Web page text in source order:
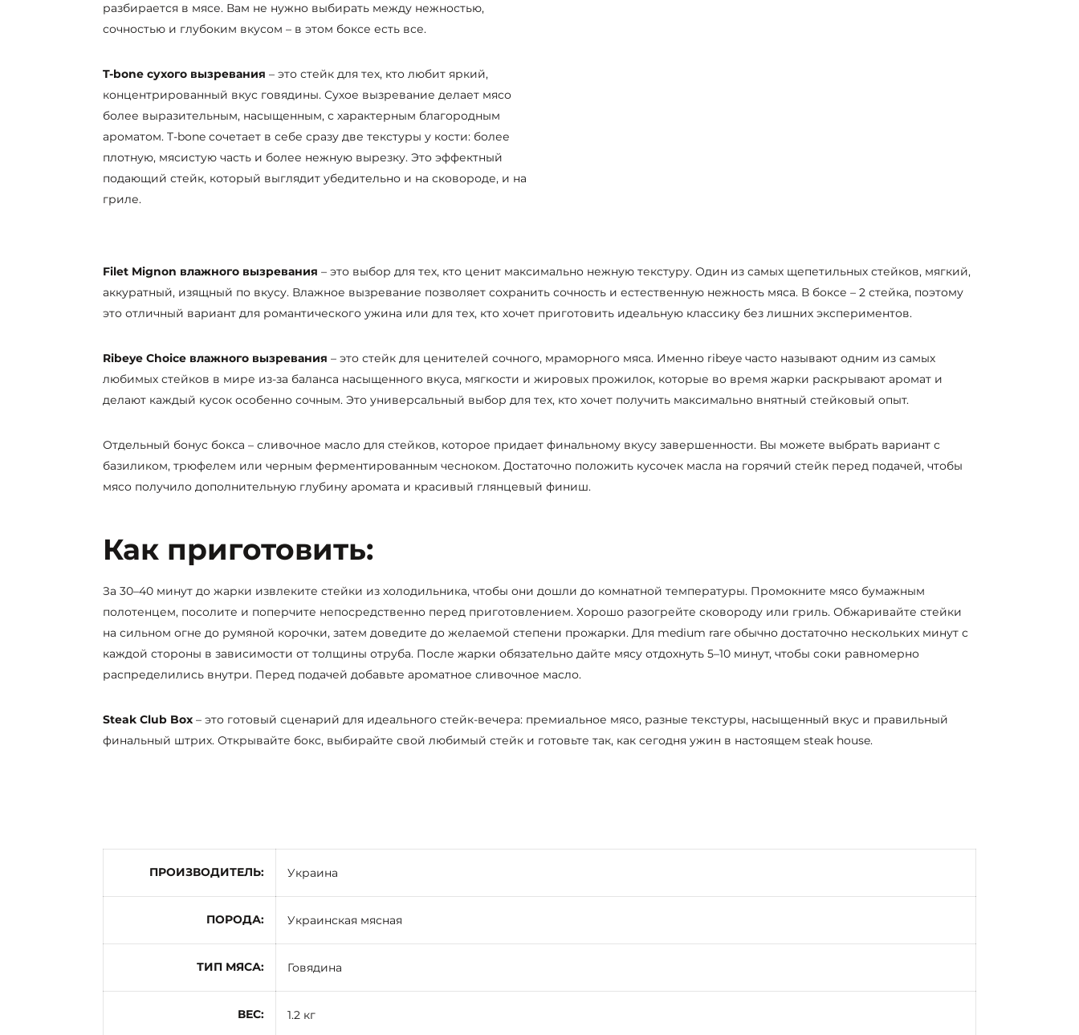
разбирается в мясе. Вам не нужно выбирать между нежностью,
сочностью и глубоким вкусом – в этом боксе есть все.
T-bone сухого вызревания – это стейк для тех, кто любит яркий,
концентрированный вкус говядины. Сухое вызревание делает мясо
более выразительным, насыщенным, с характерным благородным
ароматом. T-bone сочетает в себе сразу две текстуры у кости: более
плотную, мясистую часть и более нежную вырезку. Это эффектный
подающий стейк, который выглядит убедительно и на сковороде, и на
гриле.
Filet Mignon влажного вызревания – это выбор для тех, кто ценит максимально нежную текстуру. Один из самых щепетильных стейков, мягкий,
аккуратный, изящный по вкусу. Влажное вызревание позволяет сохранить сочность и естественную нежность мяса. В боксе – 2 стейка, поэтому
это отличный вариант для романтического ужина или для тех, кто хочет приготовить идеальную классику без лишних экспериментов.
Ribeye Choice влажного вызревания – это стейк для ценителей сочного, мраморного мяса. Именно ribeye часто называют одним из самых
любимых стейков в мире из-за баланса насыщенного вкуса, мягкости и жировых прожилок, которые во время жарки раскрывают аромат и
делают каждый кусок особенно сочным. Это универсальный выбор для тех, кто хочет получить максимально внятный стейковый опыт.
Отдельный бонус бокса – сливочное масло для стейков, которое придает финальному вкусу завершенности. Вы можете выбрать вариант с
базиликом, трюфелем или черным ферментированным чесноком. Достаточно положить кусочек масла на горячий стейк перед подачей, чтобы
мясо получило дополнительную глубину аромата и красивый глянцевый финиш.
Как приготовить:
За 30–40 минут до жарки извлеките стейки из холодильника, чтобы они дошли до комнатной температуры. Промокните мясо бумажным
полотенцем, посолите и поперчите непосредственно перед приготовлением. Хорошо разогрейте сковороду или гриль. Обжаривайте стейки
на сильном огне до румяной корочки, затем доведите до желаемой степени прожарки. Для medium rare обычно достаточно нескольких минут с
каждой стороны в зависимости от толщины отруба. После жарки обязательно дайте мясу отдохнуть 5–10 минут, чтобы соки равномерно
распределились внутри. Перед подачей добавьте ароматное сливочное масло.
Steak Club Box – это готовый сценарий для идеального стейк-вечера: премиальное мясо, разные текстуры, насыщенный вкус и правильный
финальный штрих. Открывайте бокс, выбирайте свой любимый стейк и готовьте так, как сегодня ужин в настоящем steak house.
ПРОИЗВОДИТЕЛЬ Украина
ПОРОДА Украинская мясная
ТИП МЯСА Говядина
ВЕС 1.2 кг